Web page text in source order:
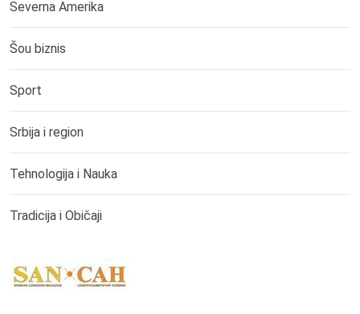
Severna Amerika
Šou biznis
Sport
Srbija i region
Tehnologija i Nauka
Tradicija i Običaji